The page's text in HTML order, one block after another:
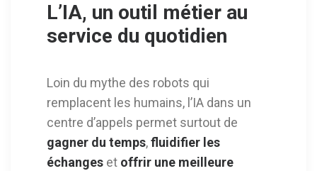
L’IA, un outil métier au
service du quotidien
Loin du mythe des robots qui
remplacent les humains, l’IA dans un
centre d’appels permet surtout de
gagner du temps,fluidifier les
échanges et offrir une meilleure